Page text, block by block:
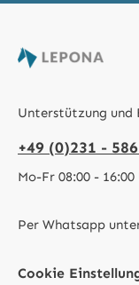
Unterstützung und
+49 (0)231 -
Mo-Fr 08:00 - 16:00
Per Whatsapp
Cookie